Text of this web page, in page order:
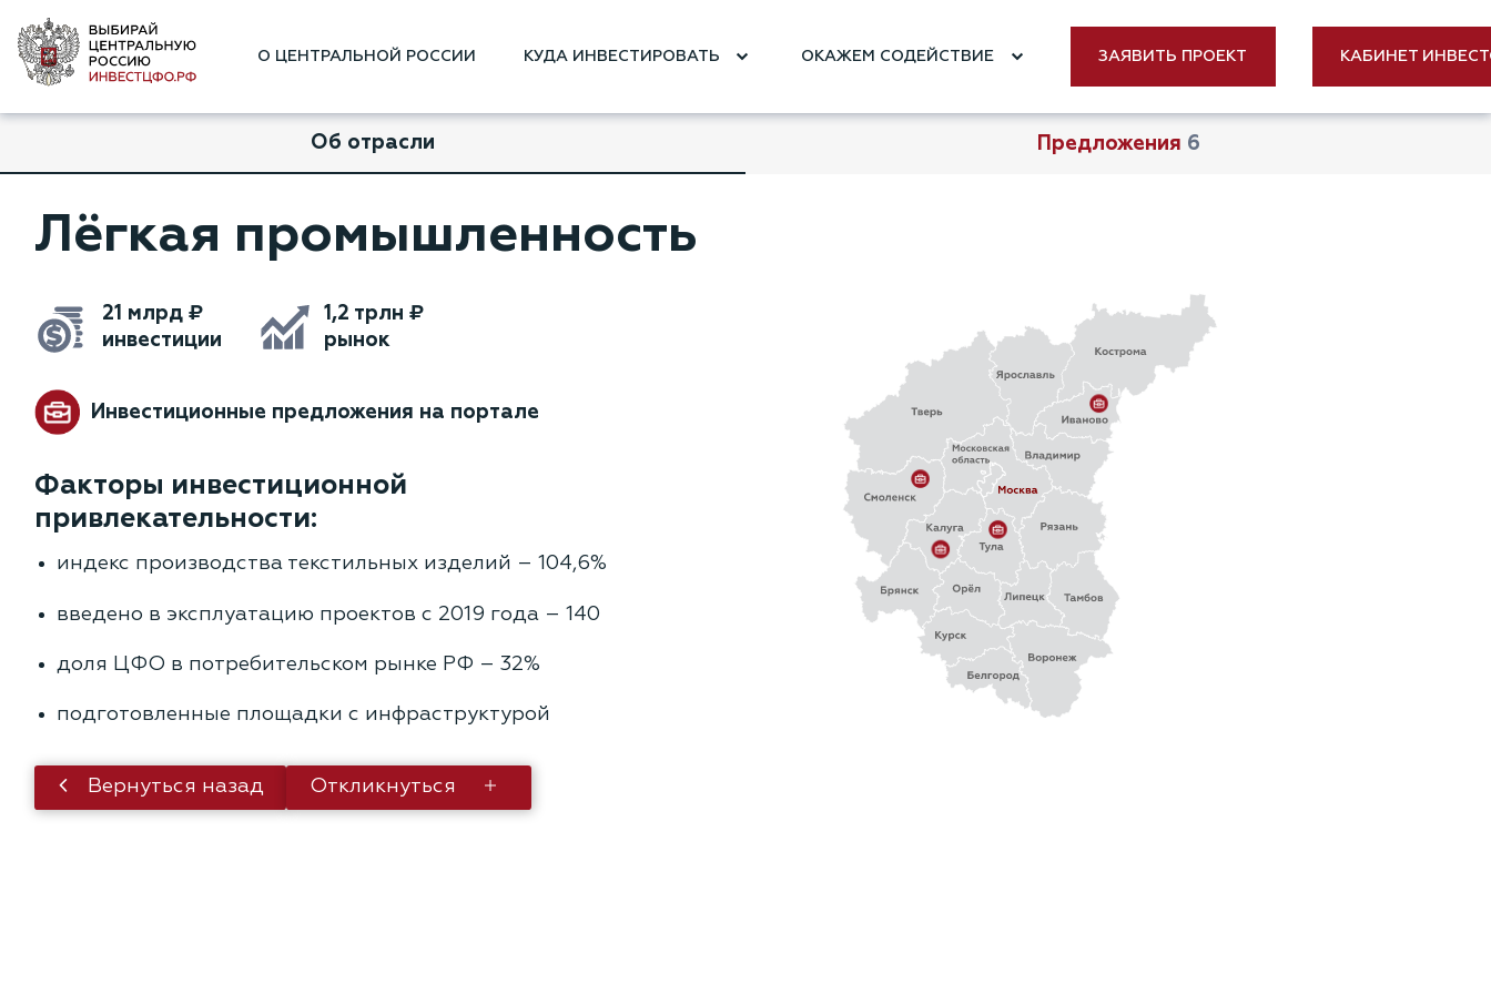
О ЦЕНТРАЛЬНОЙ РОССИИ КУДА ИНВЕСТИРОВАТЬ ОКАЖЕМ СОДЕЙСТВИЕ ЗАЯВИТЬ ПРОЕКТ КАБИНЕТ
Об отрасли Предложения 6
Лёгкая промышленность
21 млрд ₽
инвестиции
1,2 трлн ₽
рынок
Инвестиционные предложения на портале
Факторы инвестиционной
привлекательности:
индекс производства текстильных изделий – 104,6%
введено в эксплуатацию проектов с 2019 года – 140
доля ЦФО в потребительском рынке РФ – 32%
подготовленные площадки с инфраструктурой
Вернуться назад Откликнуться